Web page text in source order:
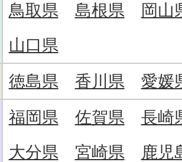
鳥取県 島根県
岡山
山口県
徳島県 香川県 愛媛
福岡県 佐賀県
長崎
大分県
宮崎県
鹿児